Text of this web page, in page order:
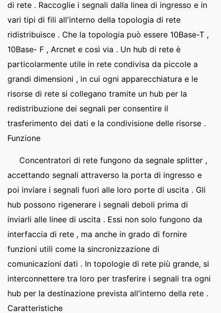
di rete . Raccoglie i segnali dalla linea di ingresso e in
vari tipi di fili all'interno della topologia di rete
ridistribuisce . Che la topologia può essere 10Base-T ,
10Base- F , Arcnet e così via . Un hub di rete è
particolarmente utile in rete condivisa da piccole a
grandi dimensioni , in cui ogni apparecchiatura e le
risorse di rete si collegano tramite un hub per la
redistribuzione dei segnali per consentire il
trasferimento dei dati e la condivisione delle risorse .
Funzione
Concentratori di rete fungono da segnale splitter ,
accettando segnali attraverso la porta di ingresso e
poi inviare i segnali fuori alle loro porte di uscita . Gli
hub possono rigenerare i segnali deboli prima di
inviarli alle linee di uscita . Essi non solo fungono da
interfaccia di rete , ma anche in grado di fornire
funzioni utili come la sincronizzazione di
comunicazioni dati . In topologie di rete più grande, si
interconnettere tra loro per trasferire i segnali tra ogni
hub per la destinazione prevista all'interno della rete .
Caratteristiche